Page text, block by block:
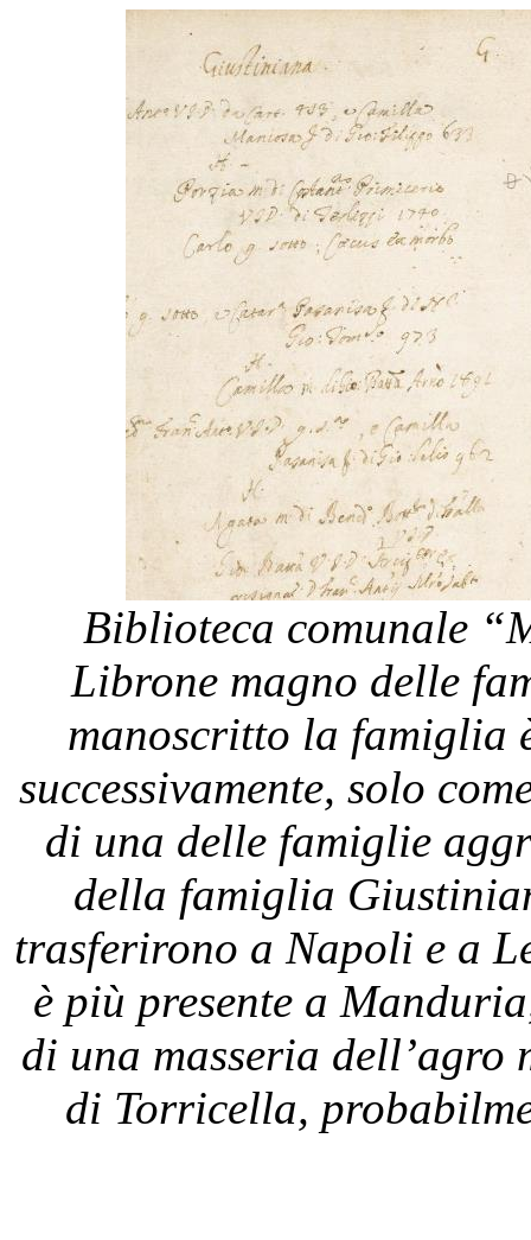
Biblioteca comunale
Librone magno delle
manoscritto la famiglia
successivamente, solo
di una delle famiglie
della famiglia
trasferirono a Napoli e a
è più presente a
di una masseria
di Torricella,